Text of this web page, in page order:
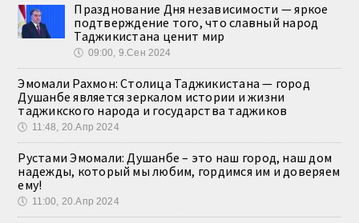
Празднование Дня независимости — яркое
подтверждение того, что славный народ
Таджикистана ценит мир
🕔 09:00, 9.Сен 2024
Эмомали Рахмон: Столица Таджикистана — город
Душанбе является зеркалом истории и жизни
таджикского народа и государства таджиков
🕔 11:48, 20.Апр 2024
Рустами Эмомали: Душанбе – это наш город, наш дом
надежды, который мы любим, гордимся им и доверяем
ему!
🕔 11:00, 20.Апр 2024